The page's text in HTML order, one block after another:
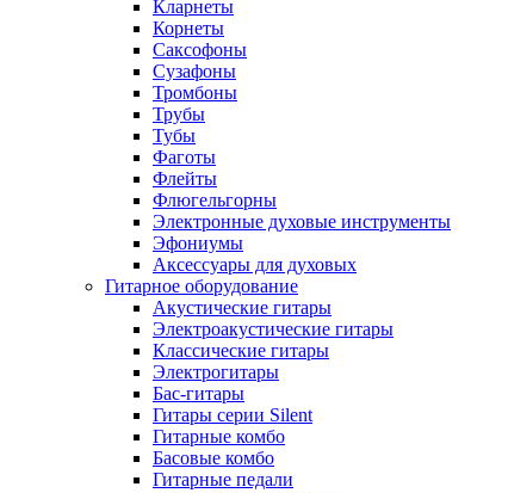
Кларнеты
Корнеты
Саксофоны
Сузафоны
Тромбоны
Трубы
Тубы
Фаготы
Флейты
Флюгельгорны
Электронные духовые инструменты
Эфониумы
Аксессуары для духовых
Гитарное оборудование
Акустические гитары
Электроакустические гитары
Классические гитары
Электрогитары
Бас-гитары
Гитары серии Silent
Гитарные комбо
Басовые комбо
Гитарные педали